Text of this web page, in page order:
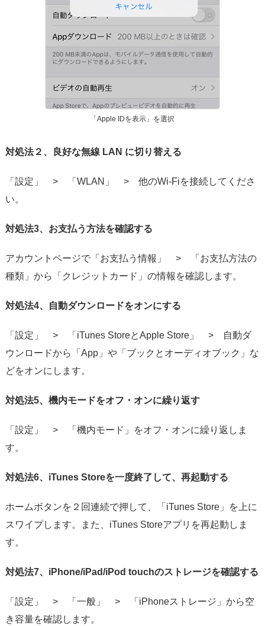
「Apple IDを表示」を選択
対処法２、良好な無線 LAN に切り替える
「設定」 > 「WLAN」 > 他のWi-Fiを接続してくださ
い。
対処法3、お支払う方法を確認する
アカウントページで「お支払う情報」 > 「お支払方法の
種類」から「クレジットカード」の情報を確認します。
対処法4、自動ダウンロードをオンにする
「設定」 > 「iTunes StoreとApple Store」 > 自動ダ
ウンロードから「App」や「ブックとオーディオブック」な
どをオンにします。
対処法5、機内モードをオフ・オンに繰り返す
「設定」 > 「機内モード」をオフ・オンに繰り返しま
す。
対処法6、iTunes Storeを一度終了して、再起動する
ホームボタンを２回連続で押して、「iTunes Store」を上に
スワイプします。また、iTunes Storeアプリを再起動しま
す。
対処法7、iPhone/iPad/iPod touchのストレージを確認する
「設定」 > 「一般」 > 「iPhoneストレージ」から空
き容量を確認します。